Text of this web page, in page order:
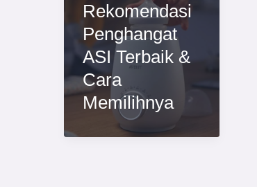
Rekomendasi
Penghangat
ASI Terbaik &
Cara
Memilihnya